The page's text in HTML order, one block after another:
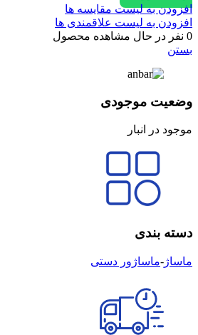
افزودن به لیست مقایسه ها
افزودن به لیست علاقمندی ها
0 نفر در حال مشاهده محصول
بستن
وضعیت موجودی
موجود در انبار
دسته بندی
ماساژ-ماساژور دستی